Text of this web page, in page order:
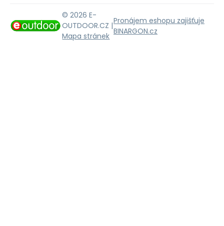
© 2026 E-
OUTDOOR.CZ |
Mapa stránek
Pronájem eshopu zajišťuje
BINARGON.cz